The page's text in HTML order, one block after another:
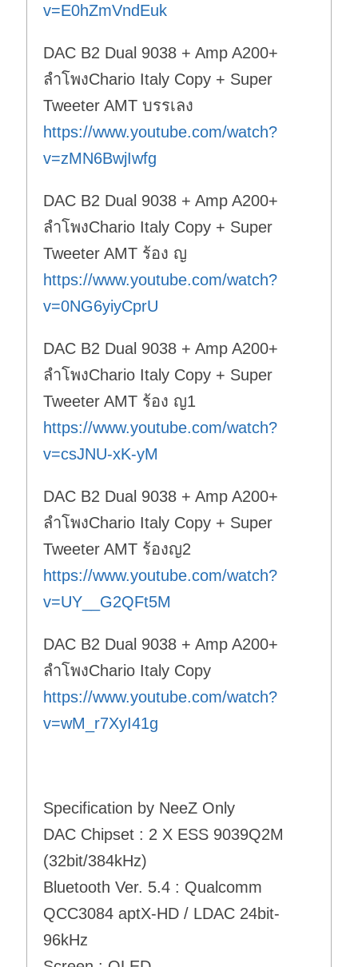
v=E0hZmVndEuk
DAC B2 Dual 9038 + Amp A200+
ลำโพงChario Italy Copy + Super
Tweeter AMT บรรเลง
https://www.youtube.com/watch?
v=zMN6BwjIwfg
DAC B2 Dual 9038 + Amp A200+
ลำโพงChario Italy Copy + Super
Tweeter AMT ร้อง ญ
https://www.youtube.com/watch?
v=0NG6yiyCprU
DAC B2 Dual 9038 + Amp A200+
ลำโพงChario Italy Copy + Super
Tweeter AMT ร้อง ญ1
https://www.youtube.com/watch?
v=csJNU-xK-yM
DAC B2 Dual 9038 + Amp A200+
ลำโพงChario Italy Copy + Super
Tweeter AMT ร้องญ2
https://www.youtube.com/watch?
v=UY__G2QFt5M
DAC B2 Dual 9038 + Amp A200+
ลำโพงChario Italy Copy
https://www.youtube.com/watch?
v=wM_r7XyI41g
Specification by NeeZ Only
DAC Chipset : 2 X ESS 9039Q2M
(32bit/384kHz)
Bluetooth Ver. 5.4 : Qualcomm
QCC3084 aptX-HD / LDAC 24bit-
96kHz